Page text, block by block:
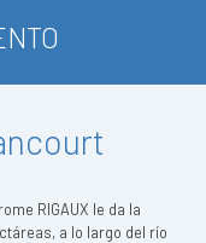
RIGAUX le da la
a lo largo del río